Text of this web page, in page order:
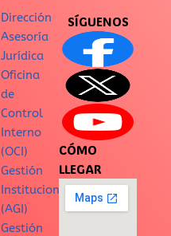
Dirección
Asesoría
Jurídica
Oficina
de
Control
Interno
(OCI)
Gestión
Institucional
(AGI)
Gestión
SÍGUENOS
CÓMO
LLEGAR